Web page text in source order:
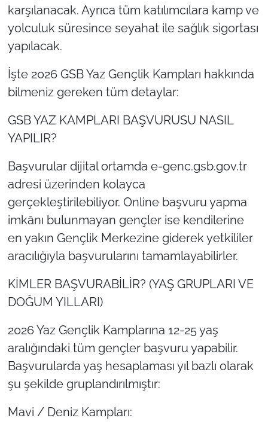
karşılanacak. Ayrıca tüm katılımcılara kamp ve
yolculuk süresince seyahat ile sağlık sigortası
yapılacak.
İşte 2026 GSB Yaz Gençlik Kampları hakkında
bilmeniz gereken tüm detaylar:
GSB YAZ KAMPLARI BAŞVURUSU NASIL
YAPILIR?
Başvurular dijital ortamda e-genc.gsb.gov.tr
adresi üzerinden kolayca
gerçekleştirilebiliyor. Online başvuru yapma
imkânı bulunmayan gençler ise kendilerine
en yakın Gençlik Merkezine giderek yetkililer
aracılığıyla başvurularını tamamlayabilirler.
KİMLER BAŞVURABİLİR? (YAŞ GRUPLARI VE
DOĞUM YILLARI)
2026 Yaz Gençlik Kamplarına 12-25 yaş
aralığındaki tüm gençler başvuru yapabilir.
Başvurularda yaş hesaplaması yıl bazlı olarak
şu şekilde gruplandırılmıştır:
Mavi / Deniz Kampları: